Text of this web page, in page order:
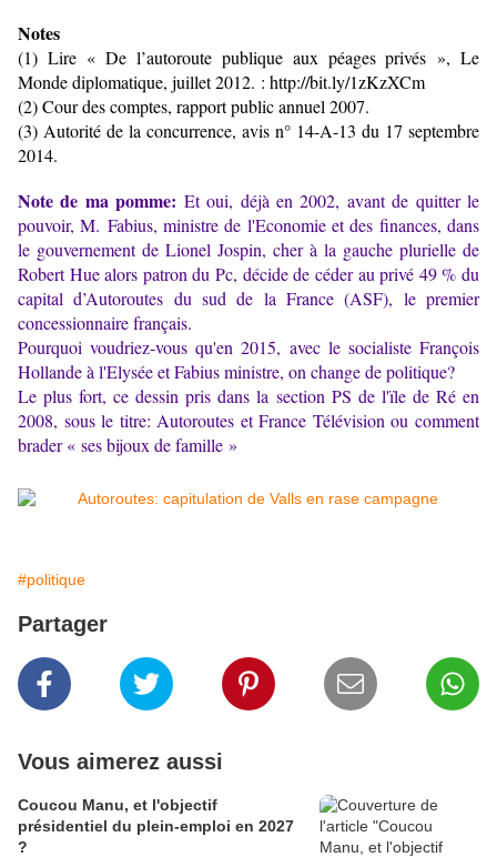
Notes
(1) Lire « De l’autoroute publique aux péages privés », Le
Monde diplomatique, juillet 2012. : http://bit.ly/1zKzXCm
(2) Cour des comptes, rapport public annuel 2007.
(3) Autorité de la concurrence, avis n° 14-A-13 du 17 septembre
2014.
Note de ma pomme: Et oui, déjà en 2002, avant de quitter le
pouvoir, M. Fabius, ministre de l'Economie et des finances, dans
le gouvernement de Lionel Jospin, cher à la gauche plurielle de
Robert Hue alors patron du Pc, décide de céder au privé 49 % du
capital d’Autoroutes du sud de la France (ASF), le premier
concessionnaire français.
Pourquoi voudriez-vous qu'en 2015, avec le socialiste François
Hollande à l'Elysée et Fabius ministre, on change de politique?
Le plus fort, ce dessin pris dans la section PS de l'ïle de Ré en
2008, sous le titre: Autoroutes et France Télévision ou comment
brader « ses bijoux de famille »
#politique
Partager
Vous aimerez aussi
Coucou Manu, et l'objectif
présidentiel du plein-emploi en 2027
?